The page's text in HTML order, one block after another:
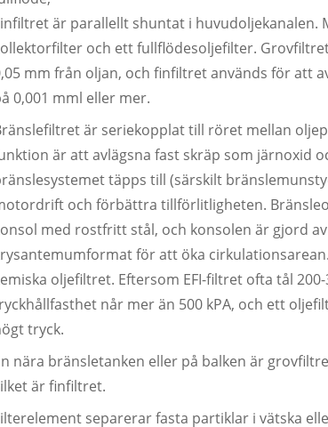
är parallellt shuntat i
och ett fullflödesoljefilter.
mm från oljan, och finfiltret används för att
0,001 mml eller mer.
är seriekopplat till röret mellan
är att avlägsna fast skräp som järnoxid
täpps till (särskilt
och förbättra tillförlitligheten.
med rostfritt stål, och konsolen är gjord
för att öka
oljefiltret. Eftersom EFI-filtret ofta tål
når mer än 500 kPA, och ett
tryck.
nära bränsletanken eller på balken är
är finfiltret.
separerar fasta partiklar i vätska